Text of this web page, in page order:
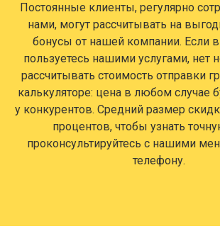
Постоянные клиенты, регулярно
нами, могут рассчитывать на
бонусы от нашей компании. Если
пользуетесь нашими услугами, нет
рассчитывать стоимость отправки
калькуляторе: цена в любом случае
у конкурентов. Средний размер
процентов, чтобы узнать
проконсультируйтесь с нашими
телефону.